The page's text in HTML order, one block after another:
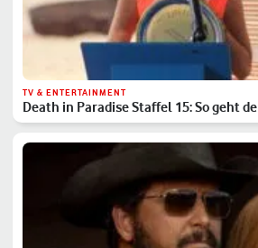
TV & ENTERTAINMENT
Death in Paradise Staffel 15: So geht